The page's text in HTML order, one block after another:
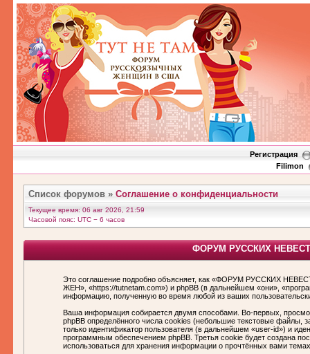
Регистрация
Filimon
Список форумов » Соглашение о конфиденциальности
Текущее время: 06 авг 2026, 21:59
Часовой пояс: UTC − 6 часов
ФОРУМ РУССКИХ НЕВЕСТ
Это соглашение подробно объясняет, как «ФОРУМ РУССКИХ
ЖЕН», «https://tutnetam.com») и phpBB (в дальнейшем «они»,
информацию, полученную во время любой из ваших
Ваша информация собирается двумя способами. Во-первых,
phpBB определённого числа cookies (небольшие текстовые
только идентификатор пользователя (в дальнейшем «user-id») и
программным обеспечением phpBB. Третья cookie будет
использоваться для хранения информации о прочтённых вами